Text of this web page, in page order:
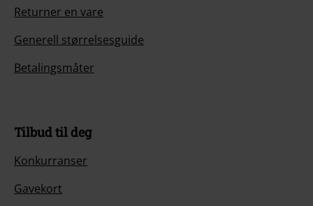
Returner en vare
Generell størrelsesguide
Betalingsmåter
Tilbud til deg
Konkurranser
Gavekort